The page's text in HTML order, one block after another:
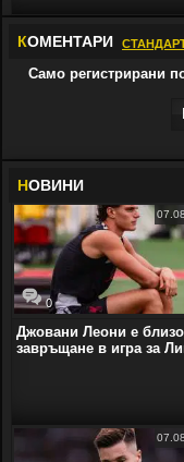
КОМЕНТАРИ
Само регистрирани
НОВИНИ
0
Джовани Леони е
завръщане в игра за